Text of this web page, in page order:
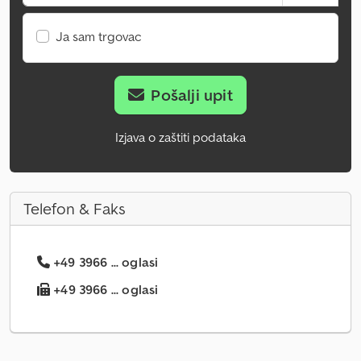
Ja sam trgovac
Pošalji upit
Izjava o zaštiti podataka
Telefon & Faks
+49 3966 ... oglasi
+49 3966 ... oglasi